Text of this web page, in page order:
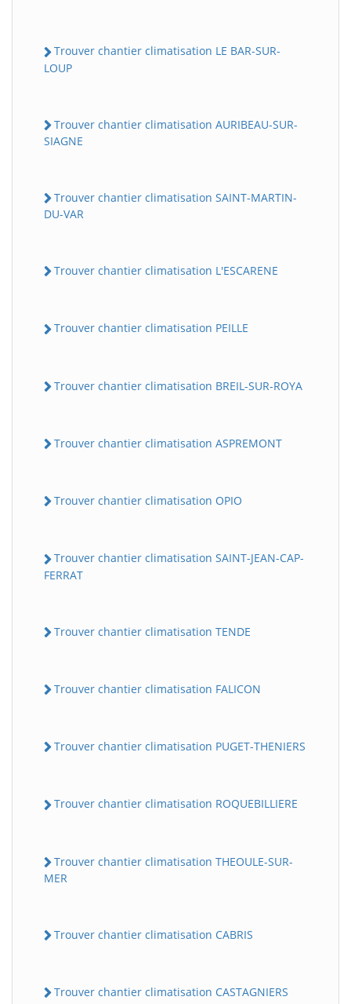
Trouver chantier climatisation LE BAR-SUR-
LOUP
Trouver chantier climatisation AURIBEAU-SUR-
SIAGNE
Trouver chantier climatisation SAINT-MARTIN-
DU-VAR
Trouver chantier climatisation L'ESCARENE
Trouver chantier climatisation PEILLE
Trouver chantier climatisation BREIL-SUR-ROYA
Trouver chantier climatisation ASPREMONT
Trouver chantier climatisation OPIO
Trouver chantier climatisation SAINT-JEAN-CAP-
FERRAT
Trouver chantier climatisation TENDE
Trouver chantier climatisation FALICON
Trouver chantier climatisation PUGET-THENIERS
Trouver chantier climatisation ROQUEBILLIERE
Trouver chantier climatisation THEOULE-SUR-
MER
Trouver chantier climatisation CABRIS
Trouver chantier climatisation CASTAGNIERS